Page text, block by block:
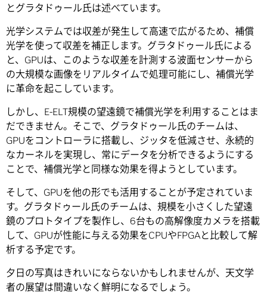
とグラタドゥール氏は述べています。
光学システムでは収差が発生して高速で広がるため、補償
光学を使って収差を補正します。グラタドゥール氏による
と、GPUは、このような収差を計測する波面センサーから
の大規模な画像をリアルタイムで処理可能にし、補償光学
に革命を起こしています。
しかし、E-ELT規模の望遠鏡で補償光学を利用することはま
だできません。そこで、グラタドゥール氏のチームは、
GPUをコントローラに搭載し、ジッタを低減させ、永続的
なカーネルを実現し、常にデータを分析できるようにする
ことで、補償光学と同様な効果を得ようとしています。
そして、GPUを他の形でも活用することが予定されていま
す。グラタドゥール氏のチームは、規模を小さくした望遠
鏡のプロトタイプを製作し、6台もの高解像度カメラを搭載
して、GPUが性能に与える効果をCPUやFPGAと比較して解
析する予定です。
夕日の写真はきれいにならないかもしれませんが、天文学
者の展望は間違いなく鮮明になるでしょう。